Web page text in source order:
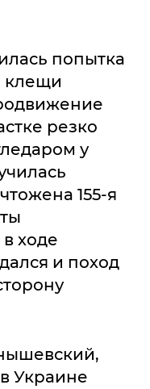
попытка
клещи
резко
у
155-я
ходе
и поход
Украине